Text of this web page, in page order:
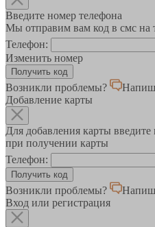
Введите номер телефона
Мы отправим вам код в смс на
Телефон:
Изменить номер
Возникли проблемы?
Добавление карты
Для добавления карты
при получении карты
Телефон:
Возникли проблемы?
Вход или регистрация